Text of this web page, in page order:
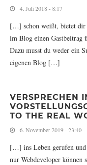
4. Juli 2018 - 8:17
[…] schon weißt, bietet dir
im Blog einen Gastbeitrag
Dazu musst du weder ein
eigenen Blog […]
VERSPRECHEN
TO THE REAL
6. November 2019 - 23:40
[…] ins Leben gerufen und
nur Webdeveloper können